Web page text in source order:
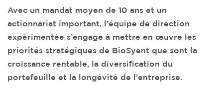
Avec un mandat moyen de 10 ans et un
actionnariat important, l’équipe de direction
expérimentée s’engage à mettre en œuvre les
priorités stratégiques de BioSyent que sont la
croissance rentable, la diversification du
portefeuille et la longévité de l’entreprise.